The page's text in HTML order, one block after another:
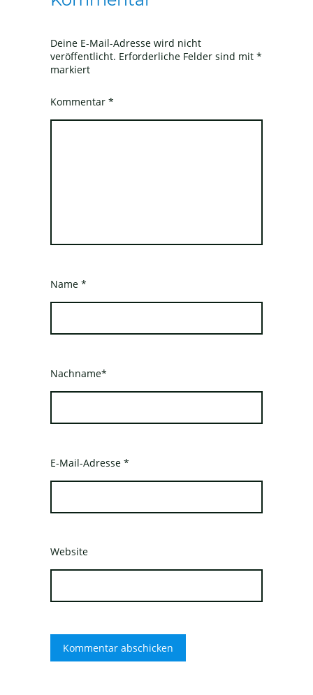
Deine E-Mail-Adresse wird nicht
veröffentlicht. Erforderliche Felder sind mit *
markiert
Kommentar *
Name *
Nachname*
E-Mail-Adresse *
Website